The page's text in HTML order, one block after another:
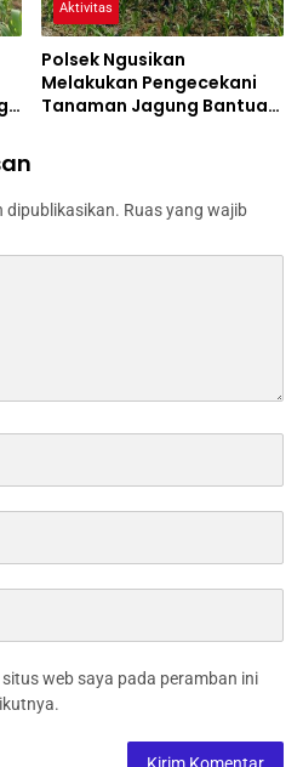
Aktivitas
Polsek Ngusikan
Melakukan Pengecekani
Tanaman Jagung Bantuan
dipublikasikan. Ruas yang wajib
web saya pada peramban ini